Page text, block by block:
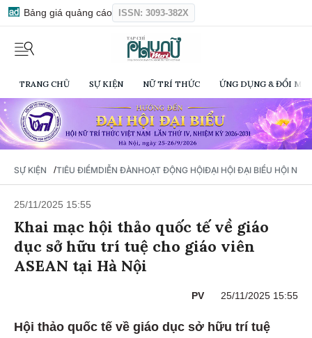
Bảng giá quảng cáo ISSN: 3093-382X
TRANG CHỦ SỰ KIỆN NỮ TRÍ THỨC ỨNG DỤNG & ĐỔI
SỰ KIỆN /TIÊU ĐIỂMDIỄN ĐÀNHOẠT ĐỘNG HỘIĐẠI HỘI ĐẠI BIỂU HỘI NỮ
25/11/2025 15:55
Khai mạc hội thảo quốc tế về giáo
dục sở hữu trí tuệ cho giáo viên
ASEAN tại Hà Nội
PV 25/11/2025 15:55
Hội thảo quốc tế về giáo dục sở hữu trí tuệ